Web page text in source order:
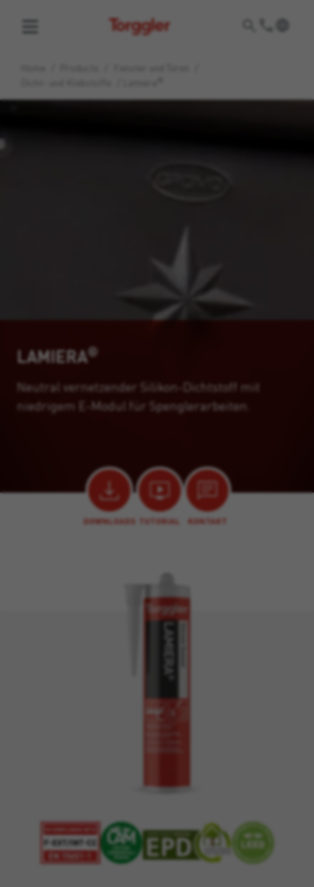
Torggler
LAMIERA®
Neutral vernetzender Silikon-Dichtstoff mit
niedrigem E-Modul für Spenglerarbeiten.
DOWNLOADS TUTORIAL KONTAKT